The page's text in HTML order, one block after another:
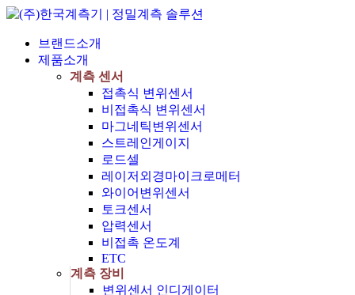
브랜드소개
제품소개
계측 센서
접촉식 변위센서
비접촉식 변위센서
마그네틱변위센서
스트레인게이지
로드셀
레이저외경마이크로메터
와이어변위센서
토크센서
압력센서
비접촉 온도계
ETC
계측 장비
변위센서 인디게이터